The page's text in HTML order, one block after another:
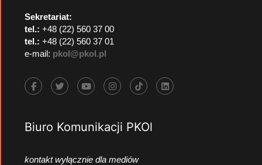
Sekretariat:
tel.: +48 (22) 560 37 00
tel.: +48 (22) 560 37 01
e-mail: pkol@pkol.pl
Biuro Komunikacji PKOl
kontakt wyłącznie dla mediów